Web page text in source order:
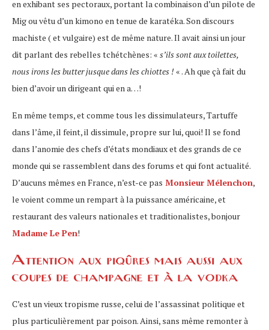
en exhibant ses pectoraux, portant la combinaison d’un pilote de
Mig ou vêtu d’un kimono en tenue de karatéka. Son discours
machiste ( et vulgaire) est de même nature. Il avait ainsi un jour
dit parlant des rebelles tchétchènes: « s’ils sont aux toilettes,
nous irons les butter jusque dans les chiottes !« . Ah que çà fait du
bien d’avoir un dirigeant qui en a…!
En même temps, et comme tous les dissimulateurs, Tartuffe
dans l’âme, il feint, il dissimule, propre sur lui, quoi! Il se fond
dans l’anomie des chefs d’états mondiaux et des grands de ce
monde qui se rassemblent dans des forums et qui font actualité.
D’aucuns mêmes en France, n’est-ce pas Monsieur Mélenchon,
le voient comme un rempart à la puissance américaine, et
restaurant des valeurs nationales et traditionalistes, bonjour
Madame Le Pen!
Attention aux piqûres mais aussi aux
coupes de champagne et à la vodka
C’est un vieux tropisme russe, celui de l’assassinat politique et
plus particulièrement par poison. Ainsi, sans même remonter à